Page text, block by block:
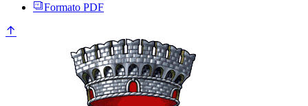
Formato PDF